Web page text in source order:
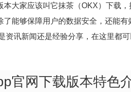
本大家应该叫它抹茶（OKX）下载
了能够保障用户的数据安全，还能
资讯新闻还是经验分享，在这里都可
官网下载版本特色